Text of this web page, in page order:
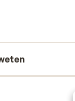
dat is
en
op slechts 20
met vervoer
slaapkamer) en
ingericht. Een